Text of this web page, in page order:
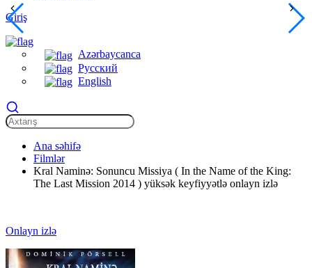
Giriş
Azərbaycanca
Русский
English
Ana səhifə
Filmlər
Kral Naminə: Sonuncu Missiya ( In the Name of the King:
The Last Mission 2014 ) yüksək keyfiyyətlə onlayn izlə
Onlayn izlə